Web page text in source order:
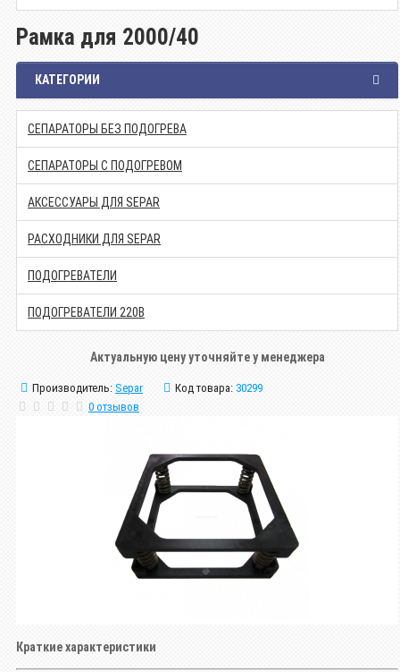
Рамка для 2000/40
КАТЕГОРИИ
СЕПАРАТОРЫ БЕЗ ПОДОГРЕВА
СЕПАРАТОРЫ С ПОДОГРЕВОМ
АКСЕССУАРЫ ДЛЯ SEPAR
РАСХОДНИКИ ДЛЯ SEPAR
ПОДОГРЕВАТЕЛИ
ПОДОГРЕВАТЕЛИ 220В
Актуальную цену уточняйте у менеджера
Производитель: Separ Код товара: 30299
0 отзывов
Краткие характеристики